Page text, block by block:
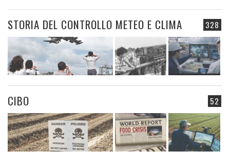
328
STORIA DEL CONTROLLO METEO E CLIMA
52
CIBO